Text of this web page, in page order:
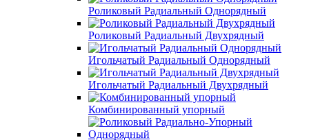
Роликовый Радиальный Однорядный
Роликовый Радиальный Двухрядный
Игольчатый Радиальный Однорядный
Игольчатый Радиальный Двухрядный
Комбинированный упорный